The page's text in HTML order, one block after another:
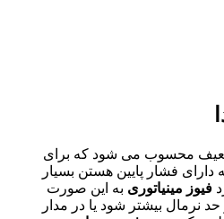
محسوب می شود که برای
دارای فشار پایین هستن بسیار
فیوز مینیاتوری به این صورت
نرمال بیشتر شود یا در مدار